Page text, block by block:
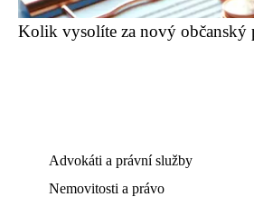
Kolik vysolíte za nový občanský
Advokáti a právní služby
Nemovitosti a právo